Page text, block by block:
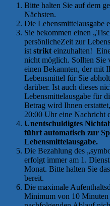
Bitte halten Sie auf dem
Nächsten.
Die Lebensmittelausgabe
Sie bekommen einen
persönlicheZeit zur
ist strikt einzuhalten!
nicht möglich. Sollten Sie
einen Bekannten, der mit
Lebensmittel für Sie
darüber. Ist auch dieses
Lebensmittelausgabe für
Betrag wird Ihnen
20:00 Uhr eine Nachricht
Unentschuldigtes
führt automatisch zur
Lebensmittelausgabe.
Die Bezahlung des
erfolgt immer am 1.
Monat. Bitte halten Sie
bereit.
Die maximale
Minimum von 10 Minuten